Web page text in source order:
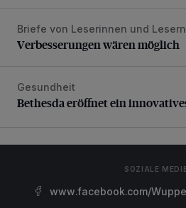
Verbesserungen wären möglich
Briefe von Leserinnen und Lesern
Verbesserungen wären möglich
Bethesda eröffnet ein innovatives
Gesundheit
Bethesda eröffnet ein
SOZIALE
www.facebook.com/